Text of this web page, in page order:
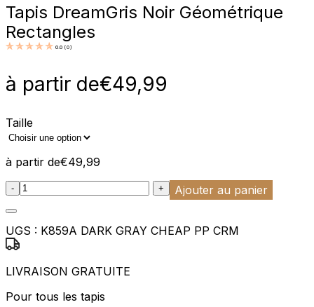
Tapis DreamGris Noir Géométrique
Rectangles
0.0 (0)
à partir de€49,99
Taille
à partir de€49,99
:product_name quantity
- + Ajouter au panier
UGS : K859A DARK GRAY CHEAP PP CRM
LIVRAISON GRATUITE
Pour tous les tapis